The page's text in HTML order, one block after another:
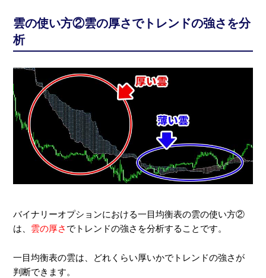
雲の使い方②雲の厚さでトレンドの強さを分
析
バイナリーオプションにおける一目均衡表の雲の使い方②
は、 雲の厚さ でトレンドの強さを分析することです。
一目均衡表の雲は、どれくらい厚いかでトレンドの強さが
判断できます。